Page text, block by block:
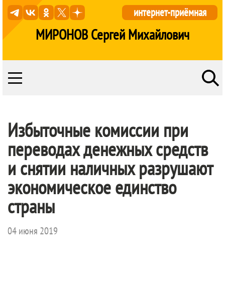
МИРОНОВ Сергей Михайлович
интернет-приёмная
Избыточные комиссии при
переводах денежных средств
и снятии наличных разрушают
экономическое единство
страны
04 июня 2019